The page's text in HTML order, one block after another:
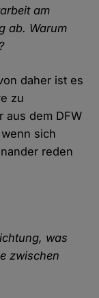
am
ab. Warum
daher ist es
zu
aus dem DFW
sich
reden
was
zwischen